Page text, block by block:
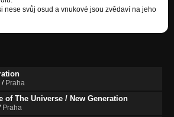
nese svůj osud a vnukové jsou zvědaví na jeho
/ Praha
of The Universe / New Generation
Praha